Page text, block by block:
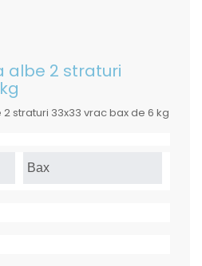
albe 2 straturi
straturi 33x33 vrac bax de 6 kg
Bax